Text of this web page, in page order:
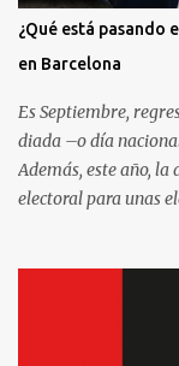
¿Qué está pasando
en Barcelona
Es Septiembre,
diada –o día
Además, este año,
electoral para unas
que aprovechan